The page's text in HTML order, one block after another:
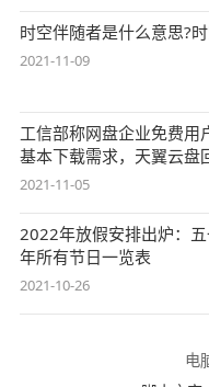
时空伴随者是什么意思?
2021-11-09
工信部称网盘企业免费用
基本下载需求，天翼云盘
始终
2021-11-05
2022年放假安排出炉：
年所有节日一览表
2021-10-26
电